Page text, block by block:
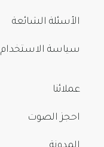
الأسئلة الشائعة
سياسة الاستخدام
عملائنا
احجز الصوت